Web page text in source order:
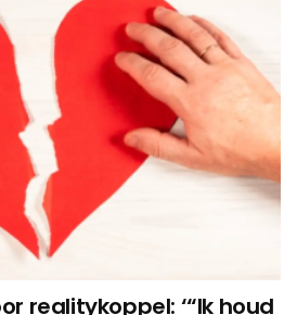
realitykoppel: ‘“Ik houd